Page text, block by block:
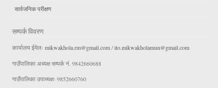
सार्वजनिक परीक्षण
सम्पर्क विवरण
कार्यालय ईमेलः mikwakhola.rm@gmail.com/ito.mikwakholamun@gmail.com
गाउँपालिका अध्यक्ष सम्पर्क नं. 9842660688
गाउँपालिका उपाध्यक्षः 9852660760